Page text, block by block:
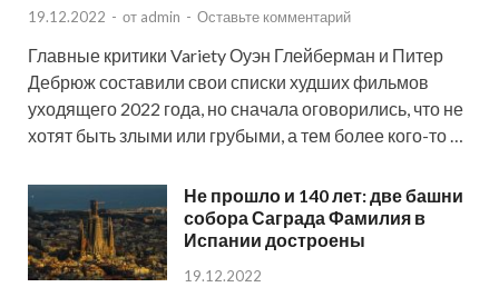
19.12.2022 - от admin - Оставьте комментарий
Главные критики Variety Оуэн Глейберман и Питер
Дебрюж составили свои списки худших фильмов
уходящего 2022 года, но сначала оговорились, что не
хотят быть злыми или грубыми, а тем более кого-то …
Не прошло и 140 лет: две башни
собора Саграда Фамилия в
Испании достроены
19.12.2022